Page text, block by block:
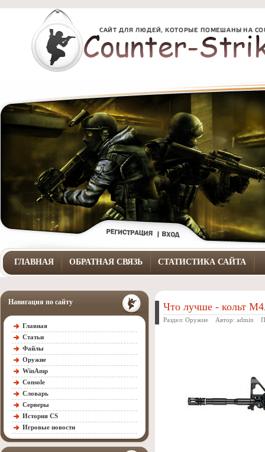
ГЛАВНАЯ ОБРАТНАЯ СВЯЗЬ СТАТИСТИКА САЙТА
Навигация по сайту
Главная
Статьи
Файлы
Оружие
WinAmp
Console
Словарь
Серверы
История CS
Игровые новости
Что лучше - кольт
Раздел: Оружие Автор: admin